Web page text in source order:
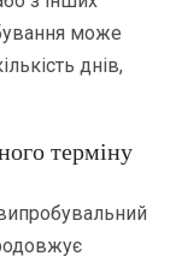
може
днів,
терміну